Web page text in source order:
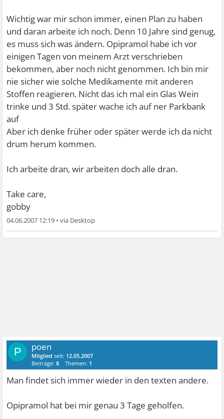
Wichtig war mir schon immer, einen Plan zu haben
und daran arbeite ich noch. Denn 10 Jahre sind genug,
es muss sich was ändern. Opipramol habe ich vor
einigen Tagen von meinem Arzt verschrieben
bekommen, aber noch nicht genommen. Ich bin mir
nie sicher wie solche Medikamente mit anderen
Stoffen reagieren. Nicht das ich mal ein Glas Wein
trinke und 3 Std. später wache ich auf ner Parkbank
auf
Aber ich denke früher oder später werde ich da nicht
drum herum kommen.
Ich arbeite dran, wir arbeiten doch alle dran.
Take care,
gobby
04.06.2007 12:19 •
P poen
Mitglied seit: 12.05.2007
Beiträge:8 Themen: 1
Man findet sich immer wieder in den texten andere.
Opipramol hat bei mir genau 3 Tage geholfen.